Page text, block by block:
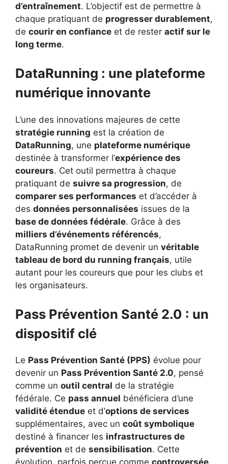
d’entraînement. L’objectif est de permettre à
chaque pratiquant de progresser durablement,
de courir en confiance et de rester actif sur le
long terme.
DataRunning : une plateforme
numérique innovante
L’une des innovations majeures de cette
stratégie running est la création de
DataRunning, une plateforme numérique
destinée à transformer l’expérience des
coureurs. Cet outil permettra à chaque
pratiquant de suivre sa progression, de
comparer ses performances et d’accéder à
des données personnalisées issues de la
base de données fédérale. Grâce à des
milliers d’événements référencés,
DataRunning promet de devenir un véritable
tableau de bord du running français, utile
autant pour les coureurs que pour les clubs et
les organisateurs.
Pass Prévention Santé 2.0 : un
dispositif clé
Le Pass Prévention Santé (PPS) évolue pour
devenir un Pass Prévention Santé 2.0, pensé
comme un outil central de la stratégie
fédérale. Ce pass annuel bénéficiera d’une
validité étendue et d’options de services
supplémentaires, avec un coût symbolique
destiné à financer les infrastructures de
prévention et de sensibilisation. Cette